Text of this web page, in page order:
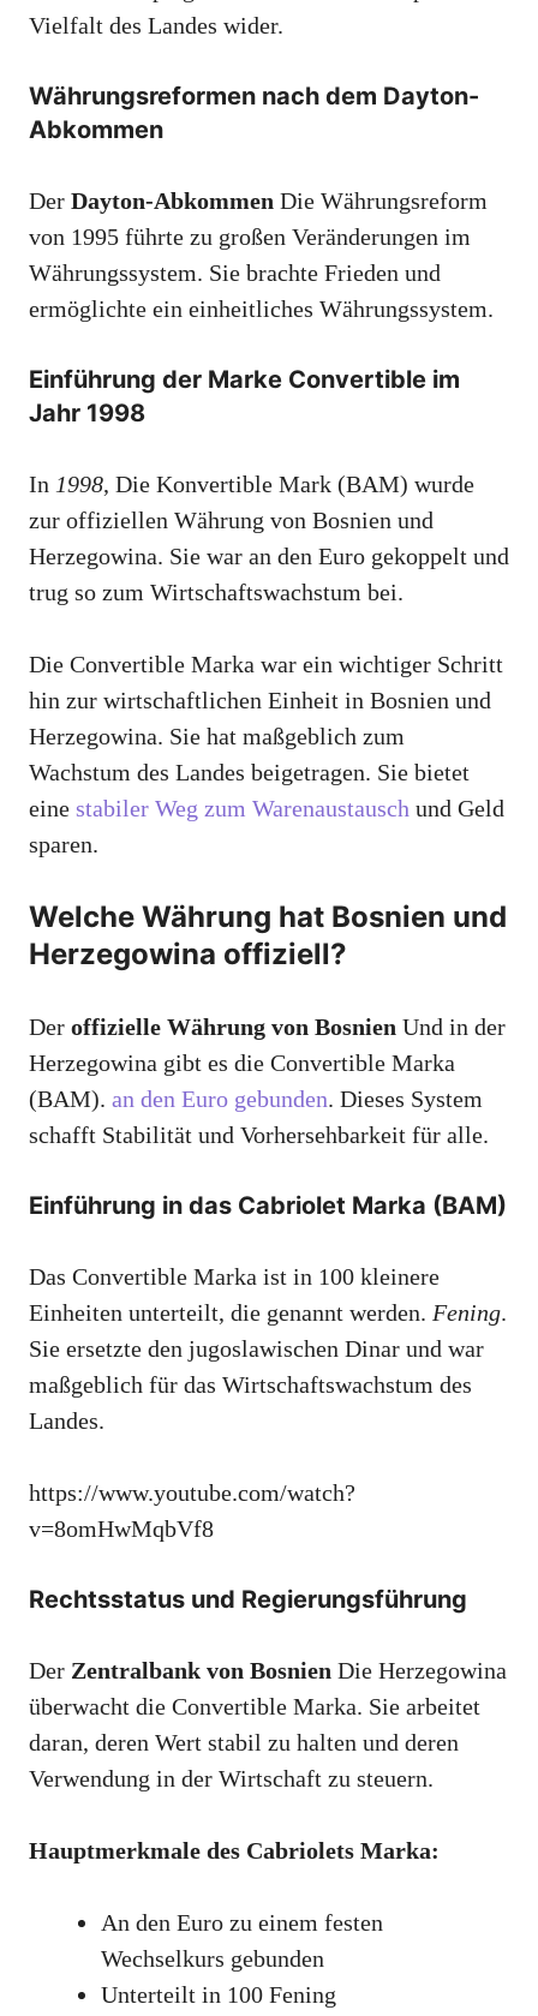
Vielfalt des Landes wider.
Währungsreformen nach dem Dayton-
Abkommen
Der Dayton-Abkommen Die Währungsreform
von 1995 führte zu großen Veränderungen im
Währungssystem. Sie brachte Frieden und
ermöglichte ein einheitliches Währungssystem.
Einführung der Marke Convertible im
Jahr 1998
In 1998, Die Konvertible Mark (BAM) wurde
zur offiziellen Währung von Bosnien und
Herzegowina. Sie war an den Euro gekoppelt und
trug so zum Wirtschaftswachstum bei.
Die Convertible Marka war ein wichtiger Schritt
hin zur wirtschaftlichen Einheit in Bosnien und
Herzegowina. Sie hat maßgeblich zum
Wachstum des Landes beigetragen. Sie bietet
eine stabiler Weg zum Warenaustausch und Geld
sparen.
Welche Währung hat Bosnien und
Herzegowina offiziell?
Der offizielle Währung von Bosnien Und in der
Herzegowina gibt es die Convertible Marka
(BAM). an den Euro gebunden. Dieses System
schafft Stabilität und Vorhersehbarkeit für alle.
Einführung in das Cabriolet Marka (BAM)
Das Convertible Marka ist in 100 kleinere
Einheiten unterteilt, die genannt werden. Fening.
Sie ersetzte den jugoslawischen Dinar und war
maßgeblich für das Wirtschaftswachstum des
Landes.
https://www.youtube.com/watch?
v=8omHwMqbVf8
Rechtsstatus und Regierungsführung
Der Zentralbank von Bosnien Die Herzegowina
überwacht die Convertible Marka. Sie arbeitet
daran, deren Wert stabil zu halten und deren
Verwendung in der Wirtschaft zu steuern.
Hauptmerkmale des Cabriolets Marka:
An den Euro zu einem festen
Wechselkurs gebunden
Unterteilt in 100 Fening